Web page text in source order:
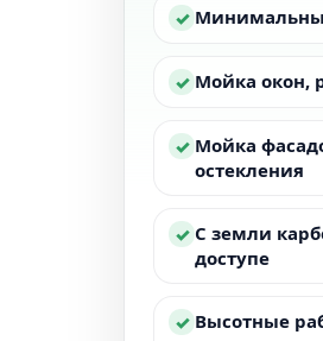
✓
✓ Мойка окон,
✓ Мойка
остекления
✓ С земли
доступе
✓ Высотные